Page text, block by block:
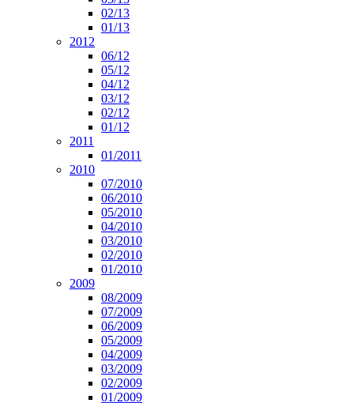
02/13
01/13
2012
06/12
05/12
04/12
03/12
02/12
01/12
2011
01/2011
2010
07/2010
06/2010
05/2010
04/2010
03/2010
02/2010
01/2010
2009
08/2009
07/2009
06/2009
05/2009
04/2009
03/2009
02/2009
01/2009